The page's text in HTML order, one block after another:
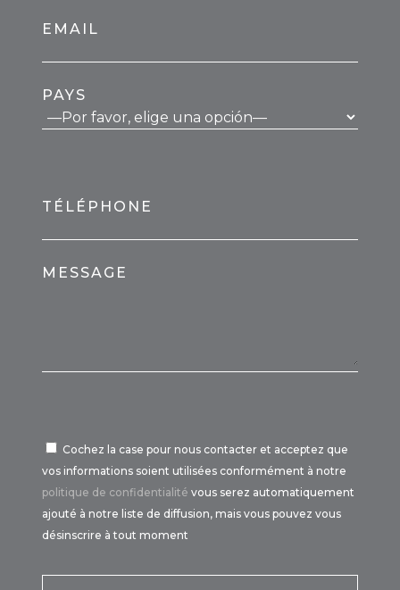
EMAIL
PAYS
TÉLÉPHONE
MESSAGE
Cochez la case pour nous contacter et acceptez que
vos informations soient utilisées conformément à notre
politique de confidentialitévous serez automatiquement
ajouté à notre liste de diffusion, mais vous pouvez vous
désinscrire à tout moment